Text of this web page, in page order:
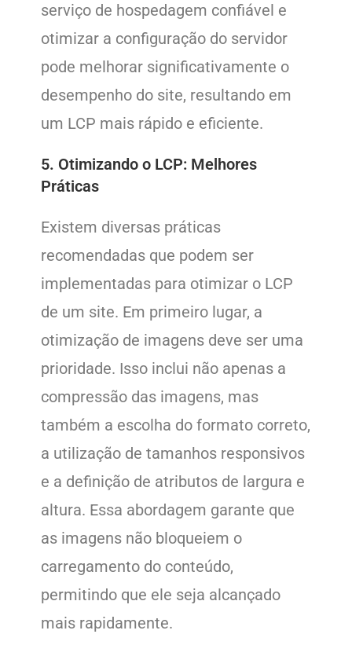
serviço de hospedagem confiável e
otimizar a configuração do servidor
pode melhorar significativamente o
desempenho do site, resultando em
um LCP mais rápido e eficiente.
5. Otimizando o LCP: Melhores
Práticas
Existem diversas práticas
recomendadas que podem ser
implementadas para otimizar o LCP
de um site. Em primeiro lugar, a
otimização de imagens deve ser uma
prioridade. Isso inclui não apenas a
compressão das imagens, mas
também a escolha do formato correto,
a utilização de tamanhos responsivos
e a definição de atributos de largura e
altura. Essa abordagem garante que
as imagens não bloqueiem o
carregamento do conteúdo,
permitindo que ele seja alcançado
mais rapidamente.